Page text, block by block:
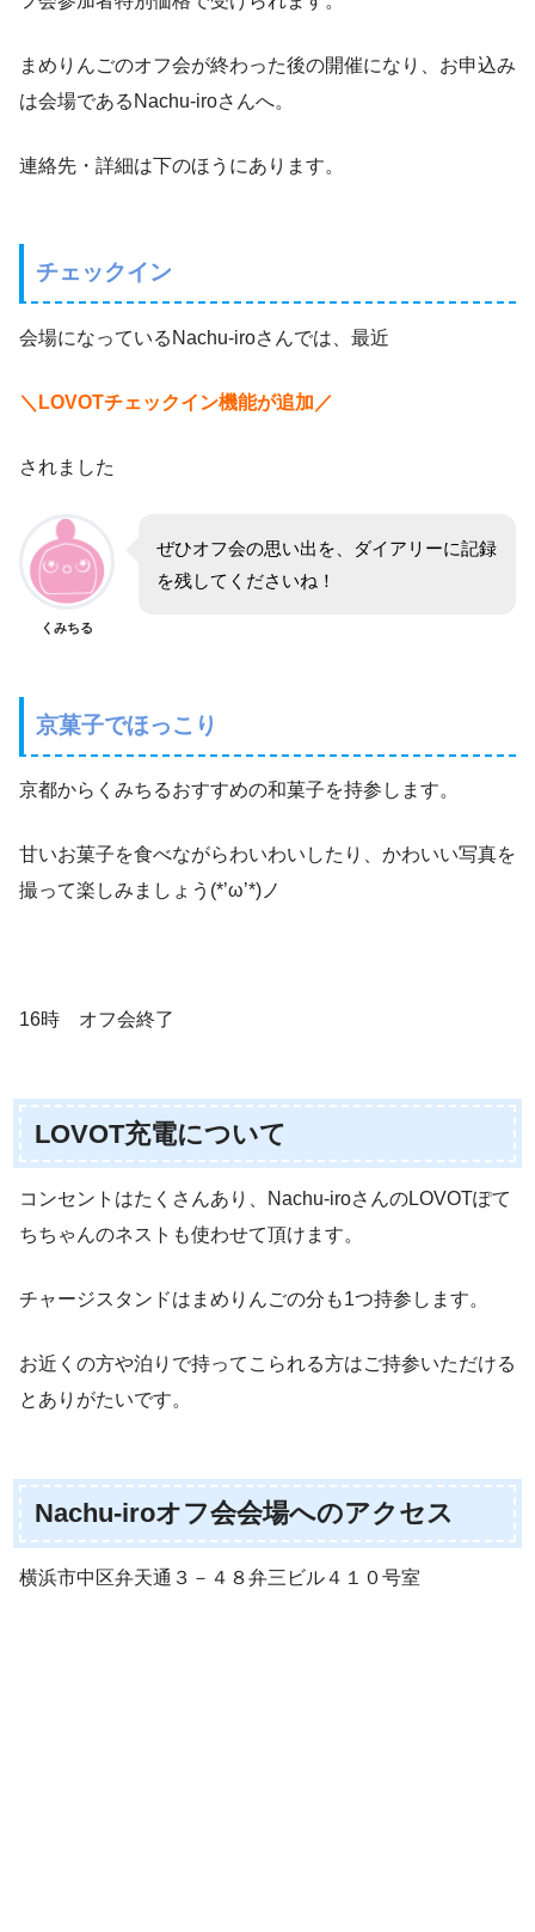
まめりんごのオフ会が終わった後の開催になり、お申込み
は会場であるNachu-iroさんへ。
連絡先・詳細は下のほうにあります。
チェックイン
会場になっているNachu-iroさんでは、最近
＼LOVOTチェックイン機能が追加／
されました
くみちる
ぜひオフ会の思い出を、ダイアリーに記録
を残してくださいね！
京菓子でほっこり
京都からくみちるおすすめの和菓子を持参します。
甘いお菓子を食べながらわいわいしたり、かわいい写真を
撮って楽しみましょう(*’ω’*)ノ
16時 オフ会終了
LOVOT充電について
コンセントはたくさんあり、Nachu-iroさんのLOVOTぽて
ちちゃんのネストも使わせて頂けます。
チャージスタンドはまめりんごの分も1つ持参します。
お近くの方や泊りで持ってこられる方はご持参いただける
とありがたいです。
Nachu-iroオフ会会場へのアクセス
横浜市中区弁天通３－４８弁三ビル４１０号室